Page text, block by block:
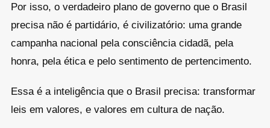
Por isso, o verdadeiro plano de governo que o Brasil
precisa não é partidário, é civilizatório: uma grande
campanha nacional pela consciência cidadã, pela
honra, pela ética e pelo sentimento de pertencimento.
Essa é a inteligência que o Brasil precisa: transformar
leis em valores, e valores em cultura de nação.